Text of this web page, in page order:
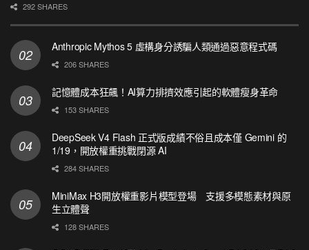
292 SHARES
Anthropic Mythos 5 虛構身分誘騙人類通過惡意程式碼
206 SHARES
記憶體成本狂飆！AI算力排擠效應引起的軟體瘦身革命
153 SHARES
DeepSeek V4 Flash 正式版成績不俗且成本僅 Gemini 的
1/19，開放權重挑戰閉源 AI
284 SHARES
MiniMax H3開放權重影片模型登場 支援多模態素材與原
生立體聲
128 SHARES